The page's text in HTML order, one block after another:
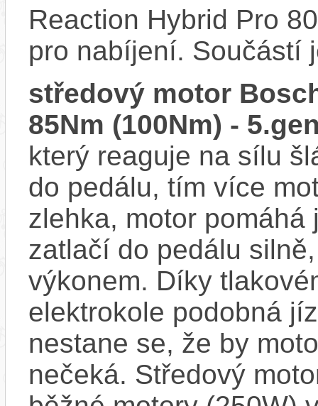
Reaction Hybrid Pro
pro nabíjení. Součástí
středový motor
85Nm (100Nm) -
který reaguje na sílu
do pedálu, tím více
zlehka, motor
zatlačí do pedálu
výkonem. Díky
elektrokole podobná
nestane se, že by
nečeká. Středový